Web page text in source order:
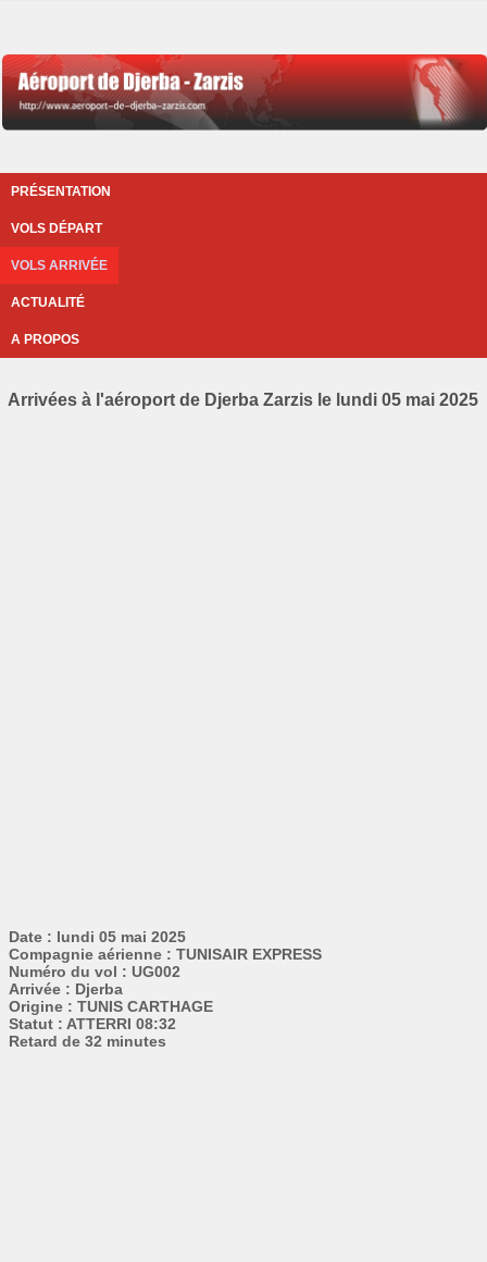
PRÉSENTATION
VOLS DÉPART
VOLS ARRIVÉE
ACTUALITÉ
A PROPOS
Arrivées à l'aéroport de Djerba Zarzis le lundi 05 mai 2025
Date : lundi 05 mai 2025
Compagnie aérienne : TUNISAIR EXPRESS
Numéro du vol : UG002
Arrivée : Djerba
Origine : TUNIS CARTHAGE
Statut : ATTERRI 08:32
Retard de 32 minutes